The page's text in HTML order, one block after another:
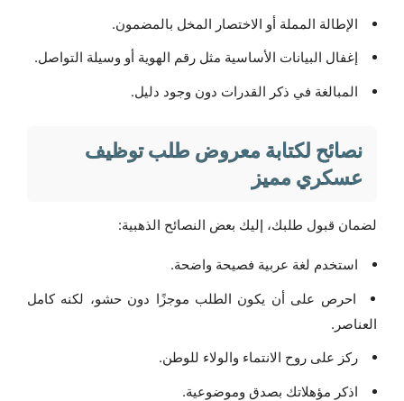
الإطالة المملة أو الاختصار المخل بالمضمون.
إغفال البيانات الأساسية مثل رقم الهوية أو وسيلة التواصل.
المبالغة في ذكر القدرات دون وجود دليل.
نصائح لكتابة معروض طلب توظيف
عسكري مميز
لضمان قبول طلبك، إليك بعض النصائح الذهبية:
استخدم لغة عربية فصيحة واضحة.
احرص على أن يكون الطلب موجزًا دون حشو، لكنه كامل
العناصر.
ركز على روح الانتماء والولاء للوطن.
اذكر مؤهلاتك بصدق وموضوعية.